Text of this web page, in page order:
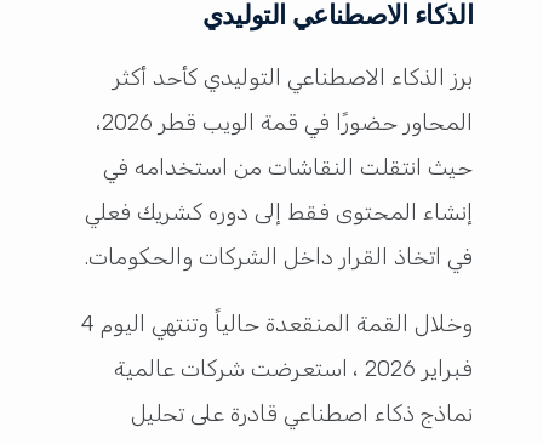
الذكاء الاصطناعي التوليدي
برز الذكاء الاصطناعي التوليدي كأحد أكثر
المحاور حضورًا في قمة الويب قطر 2026،
حيث انتقلت النقاشات من استخدامه في
إنشاء المحتوى فقط إلى دوره كشريك فعلي
في اتخاذ القرار داخل الشركات والحكومات.
وخلال القمة المنقعدة حالياً وتنتهي اليوم 4
فبراير 2026 ، استعرضت شركات عالمية
نماذج ذكاء اصطناعي قادرة على تحليل